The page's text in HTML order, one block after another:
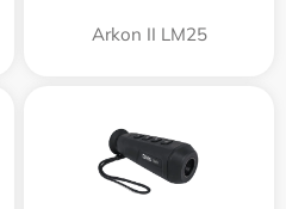
Arkon II LM25